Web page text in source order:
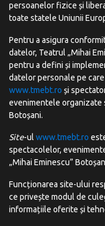
persoanelor fizice și
toate statele Uniunii
Pentru a asigura
datelor, Teatrul „Mihai
pentru a defini și
datelor personale pe
www.tmebt.ro și
evenimentele organizate
Botoșani.
Site-ul www.tmebt.ro
spectacolelor,
„Mihai Eminescu”
Funcționarea site-ului
ce privește modul de
informațiile oferite și